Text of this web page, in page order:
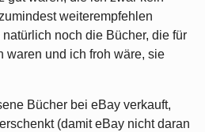
weiterempfehlen
noch die Bücher, die für
waren und ich froh wäre, sie
Bücher bei eBay verkauft,
(damit eBay nicht daran